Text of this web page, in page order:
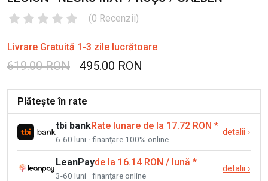
(0 Recenzii)
Livrare Gratuită 1-3 zile lucrătoare
619.00 RON 495.00 RON
Plătește în rate
tbi bankRate lunare de la 17.72 RON *
6-60 luni · finanțare 100% online
detalii ›
LeanPayde la 16.14 RON / lună *
3-60 luni · finanțare online
detalii ›